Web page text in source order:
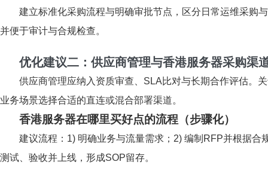
建立标准化采购流程与明确审批节点，区分日常运维采购
并便于审计与合规检查。
优化建议二：供应商管理与香港服务器采购渠
供应商管理应纳入资质审查、SLA比对与长期合作评估。
业务场景选择合适的直连或混合部署渠道。
香港服务器在哪里买好点的流程（步骤化）
建议流程：1) 明确业务与流量需求；2) 编制RFP并根据
测试、验收并上线，形成SOP留存。